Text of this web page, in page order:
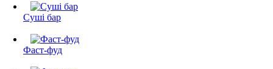
Суші бар
Фаст-фуд